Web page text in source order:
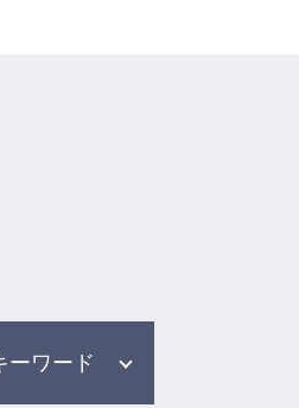
ーワード